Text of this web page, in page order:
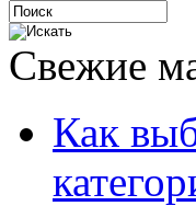
Свежие
Как